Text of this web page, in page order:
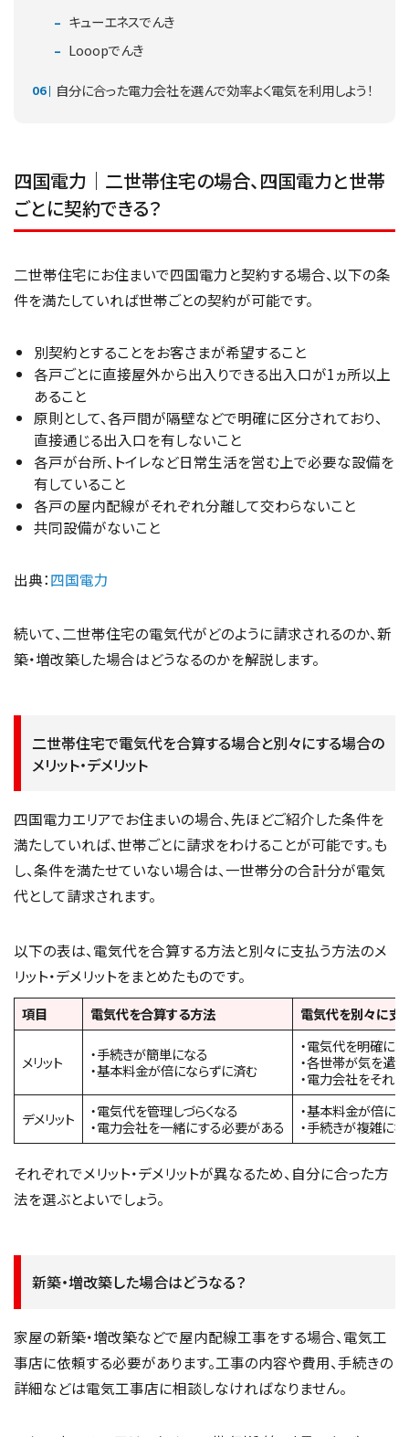
キューエネスでんき
Looopでんき
自分に合った電力会社を選んで効率よく電気を利用しよう！
四国電力｜二世帯住宅の場合、四国電力と世帯
ごとに契約できる？
二世帯住宅にお住まいで四国電力と契約する場合、以下の条
件を満たしていれば世帯ごとの契約が可能です。
別契約とすることをお客さまが希望すること
各戸ごとに直接屋外から出入りできる出入口が1ヵ所以上
あること
原則として、各戸間が隔壁などで明確に区分されており、
直接通じる出入口を有しないこと
各戸が台所、トイレなど日常生活を営む上で必要な設備を
有していること
各戸の屋内配線がそれぞれ分離して交わらないこと
共同設備がないこと
出典：四国電力
続いて、二世帯住宅の電気代がどのように請求されるのか、新
築・増改築した場合はどうなるのかを解説します。
二世帯住宅で電気代を合算する場合と別々にする場合の
メリット・デメリット
四国電力エリアでお住まいの場合、先ほどご紹介した条件を
満たしていれば、世帯ごとに請求をわけることが可能です。も
し、条件を満たせていない場合は、一世帯分の合計分が電気
代として請求されます。
以下の表は、電気代を合算する方法と別々に支払う方法のメ
リット・デメリットをまとめたものです。
項目 電気代を合算する方法 電気代を別々に支
メリット
・手続きが簡単になる
・基本料金が倍にならずに済む
・電気代を明確に
・各世帯が気を遣
・電力会社をそれ
デメリット
・電気代を管理しづらくなる
・電力会社を一緒にする必要がある
・基本料金が倍に
・手続きが複雑に
それぞれでメリット・デメリットが異なるため、自分に合った方
法を選ぶとよいでしょう。
新築・増改築した場合はどうなる？
家屋の新築・増改築などで屋内配線工事をする場合、電気工
事店に依頼する必要があります。工事の内容や費用、手続きの
詳細などは電気工事店に相談しなければなりません。